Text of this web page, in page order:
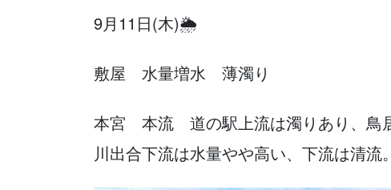
9月11日(木)🌦️
敷屋 水量増水 薄濁り
本宮 本流 道の駅上流は濁りあり、鳥
川出合下流は水量やや高い、下流は清流